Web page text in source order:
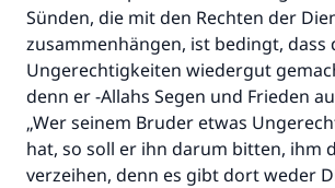
Sünden, die mit den Rechten der
zusammenhängen, ist bedingt, dass
Ungerechtigkeiten wiedergut
denn er -Allahs Segen und Frieden
„Wer seinem Bruder etwas
hat, so soll er ihn darum bitten, ihm
verzeihen, denn es gibt dort weder